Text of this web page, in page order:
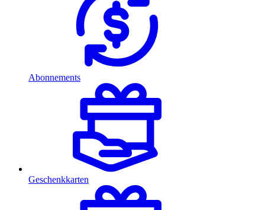
Abonnements
Geschenkkarten